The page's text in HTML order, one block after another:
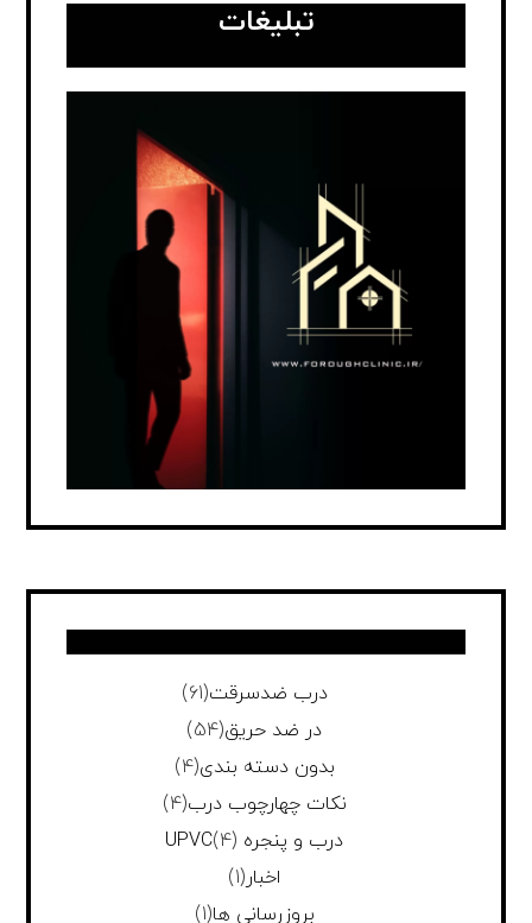
تبلیغات
درب ضدسرقت(61)
در ضد حریق(54)
بدون دسته بندی(4)
نکات چهارچوب درب(4)
درب و پنجره UPVC (4)
اخبار(1)
بروزرسانی ها(1)